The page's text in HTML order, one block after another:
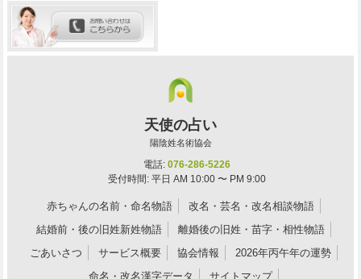
天使の占い
陽陰姓名術協会
電話:076-286-5226
受付時間: 平日 AM 10:00 〜 PM 9:00
赤ちゃんの名前・命名物語
改名・芸名・改名相談物語
結婚前・後の旧姓新姓物語
離婚後の旧姓・苗字・相性物語
ごあいさつ
サービス概要 協会情報
2026年丙午年の運勢
命名・改名漢字データ
サイトマップ